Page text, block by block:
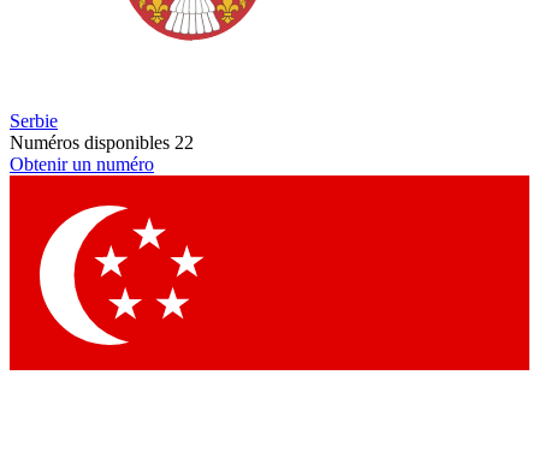
Serbie
Numéros disponibles 22
Obtenir un numéro